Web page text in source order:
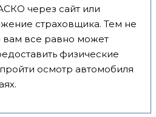
через сайт или
страховщика. Тем не
вам все равно может
физические
осмотр автомобиля